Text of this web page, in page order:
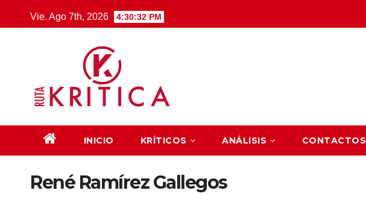
al
Vie. Ago 7th, 2026 4:30:32 PM
INICIO KRÍTICOS ANÁLISIS CONTACTOS
René Ramírez Gallegos